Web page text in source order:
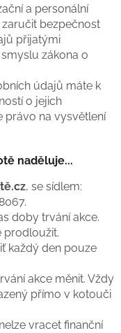
a personální
bezpečnost
přijatými
zákona o
údajů máte k
o jejich
právo na vysvětlení
naděluje...
, se sídlem:
doby trvání akce.
prodloužit.
každý den pouze
akce měnit. Vždy
přímo v kotouči
vracet finanční